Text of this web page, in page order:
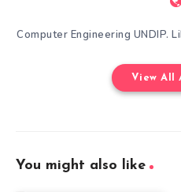
Computer Engineering UNDIP.
View All
You might also like